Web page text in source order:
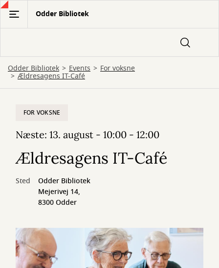
Gå
hovedindhold
Odder Bibliotek
Odder Bibliotek Events For voksne
Ældresagens IT-Café
FOR VOKSNE
Næste: 13. august - 10:00 - 12:00
Ældresagens IT-Café
Sted
Odder Bibliotek
Mejerivej 14,
8300 Odder